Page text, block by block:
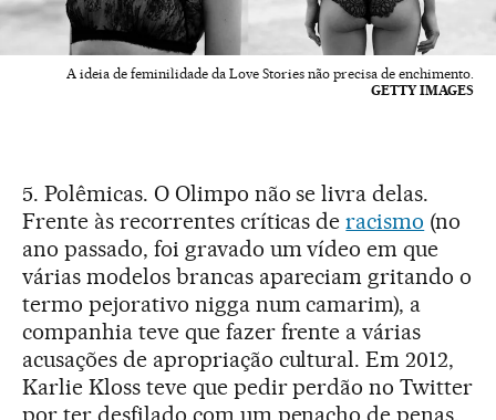
A ideia de feminilidade da Love Stories não precisa de enchimento.
GETTY IMAGES
5. Polêmicas. O Olimpo não se livra delas.
Frente às recorrentes críticas deracismo (no
ano passado, foi gravado um vídeo em que
várias modelos brancas apareciam gritando o
termo pejorativo nigga num camarim), a
companhia teve que fazer frente a várias
acusações de apropriação cultural. Em 2012,
Karlie Kloss teve que pedir perdão no Twitter